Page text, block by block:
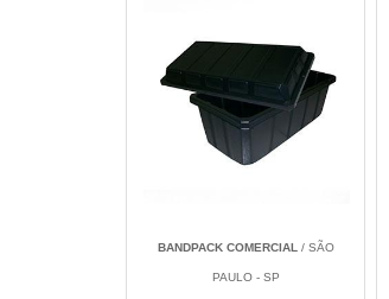
BANDPACK COMERCIAL/ SÃO
PAULO - SP